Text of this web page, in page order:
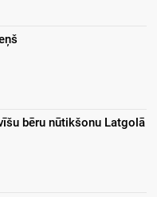
bēru nūtikšonu Latgolā